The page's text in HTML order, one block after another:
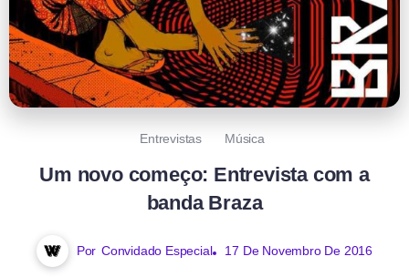
Entrevistas Música
Um novo começo: Entrevista com a
banda Braza
Por Convidado Especial 17 De Novembro De 2016